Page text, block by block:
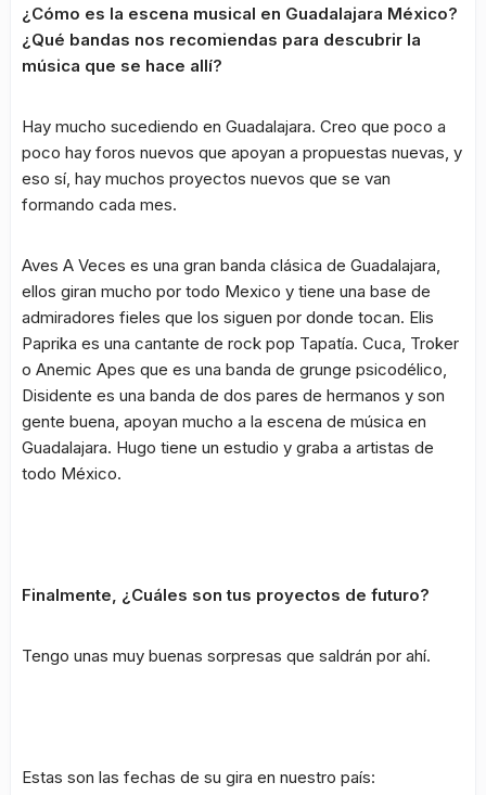
¿Cómo es la escena musical en Guadalajara México?
¿Qué bandas nos recomiendas para descubrir la
música que se hace allí?
Hay mucho sucediendo en Guadalajara. Creo que poco a
poco hay foros nuevos que apoyan a propuestas nuevas, y
eso sí, hay muchos proyectos nuevos que se van
formando cada mes.
Aves A Veces es una gran banda clásica de Guadalajara,
ellos giran mucho por todo Mexico y tiene una base de
admiradores fieles que los siguen por donde tocan. Elis
Paprika es una cantante de rock pop Tapatía. Cuca, Troker
o Anemic Apes que es una banda de grunge psicodélico,
Disidente es una banda de dos pares de hermanos y son
gente buena, apoyan mucho a la escena de música en
Guadalajara. Hugo tiene un estudio y graba a artistas de
todo México.
Finalmente, ¿Cuáles son tus proyectos de futuro?
Tengo unas muy buenas sorpresas que saldrán por ahí.
Estas son las fechas de su gira en nuestro país: